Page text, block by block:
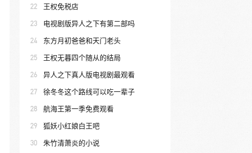
22 王权免税店
23 电视剧版异人之下有第二部吗
24 东方月初爸爸和天门老头
25 王权无暮四个随从的结局
26 异人之下真人版电视剧最观看
27 徐冬冬这个路线可以吃一辈子
28 航海王第一季免费观看
29 狐妖小红娘白王吧
30 朱竹清萧炎的小说